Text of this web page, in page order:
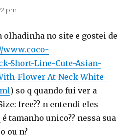
pm
olhadinha no site e gostei de
www.coco-
Short-Line-Cute-Asian-
Flower-At-Neck-White-
) so q quando fui ver a
free?? n entendi eles
tamanho unico?? nessa sua
ou n?